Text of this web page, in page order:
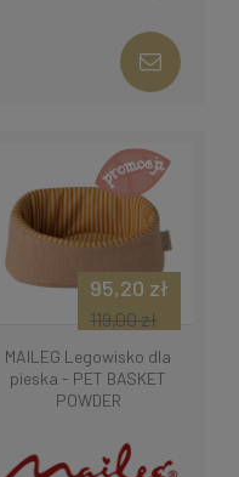
MAILEG Legowisko dla
pieska - PET BASKET
POWDER
95,20 zł
119,00 zł